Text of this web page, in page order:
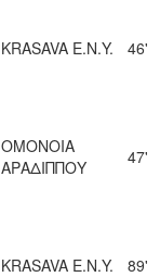
KRASAVA Ε.Ν.Y. 46'
ΟΜΟΝΟΙΑ
ΑΡΑΔΙΠΠΟΥ
47'
KRASAVA Ε.Ν.Y. 89'